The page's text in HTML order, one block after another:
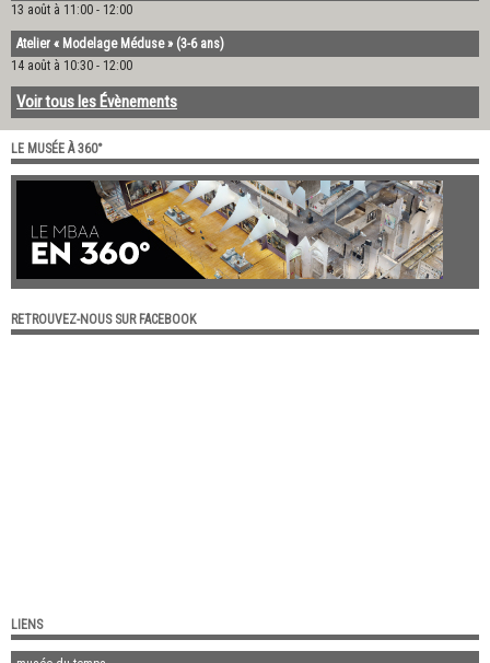
13 août à 11:00 - 12:00
Atelier « Modelage Méduse » (3-6 ans)
14 août à 10:30 - 12:00
Voir tous les Évènements
LE MUSÉE À 360°
RETROUVEZ-NOUS SUR FACEBOOK
LIENS